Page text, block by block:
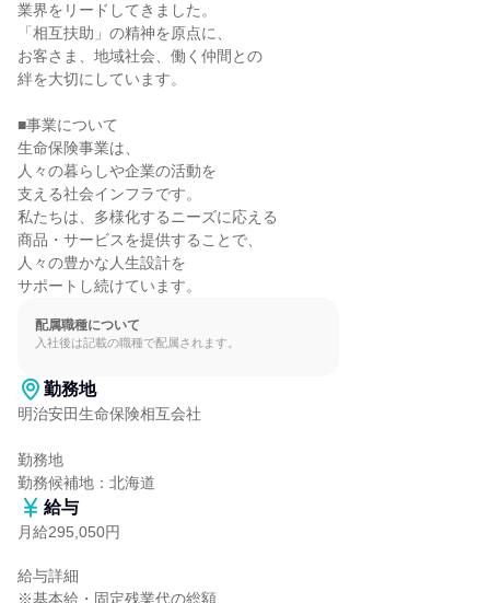
業界をリードしてきました。
「相互扶助」の精神を原点に、
お客さま、地域社会、働く仲間との
絆を大切にしています。
■事業について
生命保険事業は、
人々の暮らしや企業の活動を
支える社会インフラです。
私たちは、多様化するニーズに応える
商品・サービスを提供することで、
人々の豊かな人生設計を
サポートし続けています。
配属職種について
入社後は記載の職種で配属されます。
勤務地
明治安田生命保険相互会社
勤務地
勤務候補地：北海道
給与
月給295,050円
給与詳細
※基本給・固定残業代の総額